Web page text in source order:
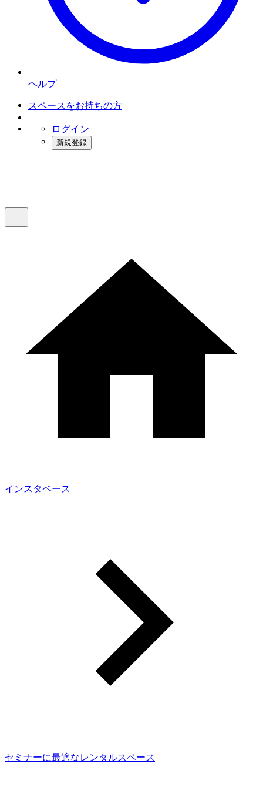
ヘルプ
スペースをお持ちの方
ログイン
新規登録
インスタベース
セミナーに最適なレンタルスペース